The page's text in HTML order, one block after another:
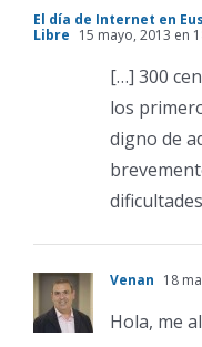
El día de Internet en
Libre 15 mayo, 2013 en
[…] 300
los
digno de
Venan 18
Hola, me